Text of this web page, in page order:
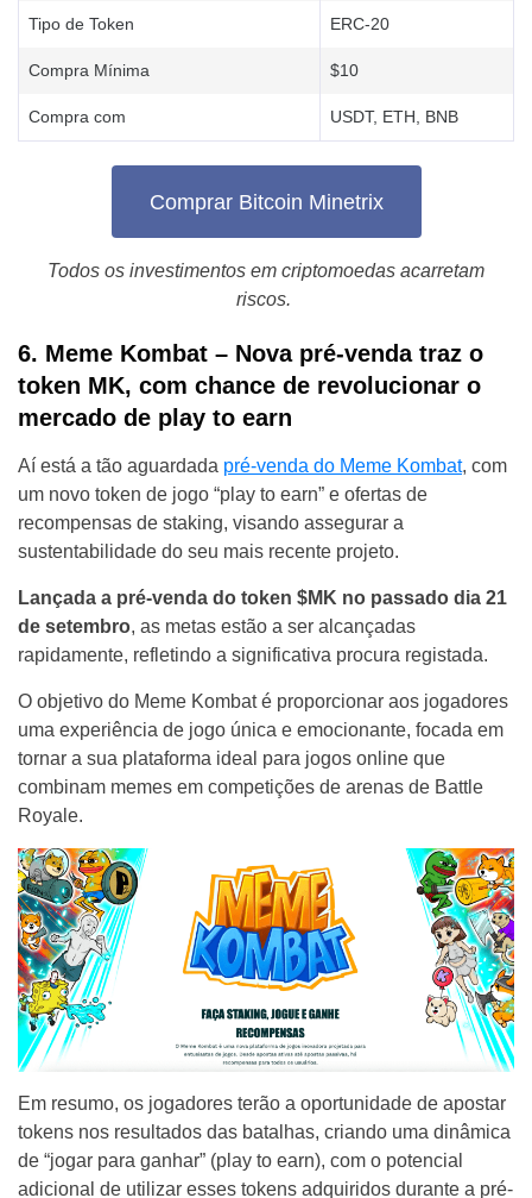
Tipo de Token ERC-20
Compra Mínima $10
Compra com USDT, ETH, BNB
Comprar Bitcoin Minetrix
Todos os investimentos em criptomoedas acarretam
riscos.
6. Meme Kombat – Nova pré-venda traz o
token MK, com chance de revolucionar o
mercado de play to earn
Aí está a tão aguardada pré-venda do Meme Kombat, com
um novo token de jogo “play to earn” e ofertas de
recompensas de staking, visando assegurar a
sustentabilidade do seu mais recente projeto.
Lançada a pré-venda do token $MK no passado dia 21
de setembro, as metas estão a ser alcançadas
rapidamente, refletindo a significativa procura registada.
O objetivo do Meme Kombat é proporcionar aos jogadores
uma experiência de jogo única e emocionante, focada em
tornar a sua plataforma ideal para jogos online que
combinam memes em competições de arenas de Battle
Royale.
Em resumo, os jogadores terão a oportunidade de apostar
tokens nos resultados das batalhas, criando uma dinâmica
de “jogar para ganhar” (play to earn), com o potencial
adicional de utilizar esses tokens adquiridos durante a pré-